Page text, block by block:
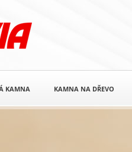
KAMNA KAMNA NA DŘEVO